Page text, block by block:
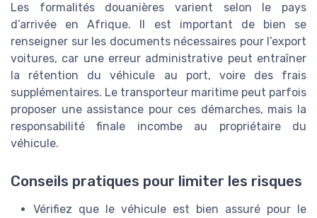
Les formalités douanières varient selon le pays
d’arrivée en Afrique. Il est important de bien se
renseigner sur les documents nécessaires pour l’export
voitures, car une erreur administrative peut entraîner
la rétention du véhicule au port, voire des frais
supplémentaires. Le transporteur maritime peut parfois
proposer une assistance pour ces démarches, mais la
responsabilité finale incombe au propriétaire du
véhicule.
Conseils pratiques pour limiter les risques
Vérifiez que le véhicule est bien assuré pour le